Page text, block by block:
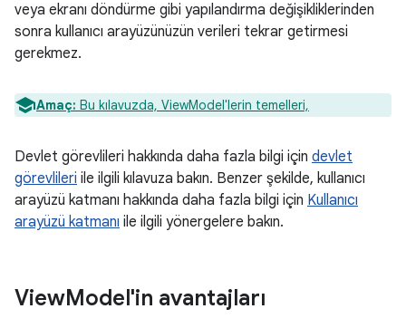
veya ekranı döndürme gibi yapılandırma değişikliklerinden
sonra kullanıcı arayüzünüzün verileri tekrar getirmesi
gerekmez.
Amaç: Bu kılavuzda, ViewModel'lerin temelleri,
Devlet görevlileri hakkında daha fazla bilgi için devlet
görevlileri ile ilgili kılavuza bakın. Benzer şekilde, kullanıcı
arayüzü katmanı hakkında daha fazla bilgi için Kullanıcı
arayüzü katmanı ile ilgili yönergelere bakın.
ViewModel'in avantajları